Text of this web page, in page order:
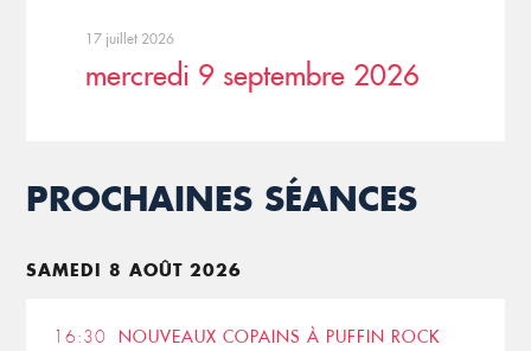
17 juillet 2026
mercredi 9 septembre 2026
PROCHAINES SÉANCES
SAMEDI 8 AOÛT 2026
16:30 NOUVEAUX COPAINS À PUFFIN ROCK